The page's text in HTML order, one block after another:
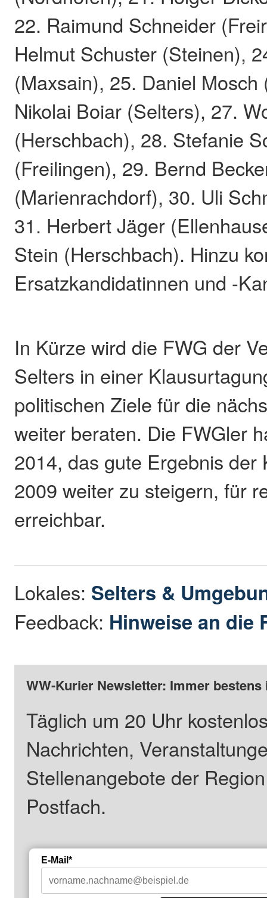
22. Raimund Schneider
Helmut Schuster (Steinen),
(Maxsain), 25. Daniel
Nikolai Boiar (Selters), 27.
(Herschbach), 28. Stefanie
(Freilingen), 29. Bernd
(Marienrachdorf), 30. Uli
31. Herbert Jäger
Stein (Herschbach). Hinzu
Ersatzkandidatinnen und -
In Kürze wird die FWG der
Selters in einer
politischen Ziele für die
weiter beraten. Die FWGler
2014, das gute Ergebnis der
2009 weiter zu steigern, für
erreichbar.
Lokales: Selters &
Feedback: Hinweise an die
WW-Kurier Newsletter: Immer
Täglich um 20 Uhr
Nachrichten,
Stellenangebote der
Postfach.
E-Mail*